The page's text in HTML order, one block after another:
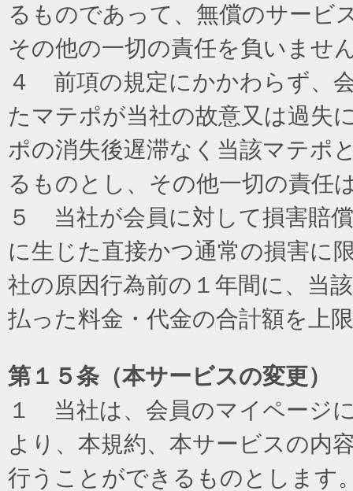
るものであって、無償のサービ
その他の一切の責任を負いませ
４ 前項の規定にかかわらず、
たマテポが当社の故意又は過失
ポの消失後遅滞なく当該マテポ
るものとし、その他一切の責任
５ 当社が会員に対して損害賠
に生じた直接かつ通常の損害に
社の原因行為前の１年間に、当
払った料金・代金の合計額を上
第１５条（本サービスの変更）
１ 当社は、会員のマイページ
より、本規約、本サービスの内
行うことができるものとします